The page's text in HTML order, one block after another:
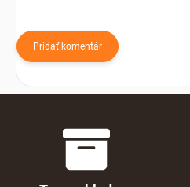
Pridať komentár